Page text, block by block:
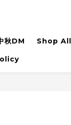
秋DM Shop All